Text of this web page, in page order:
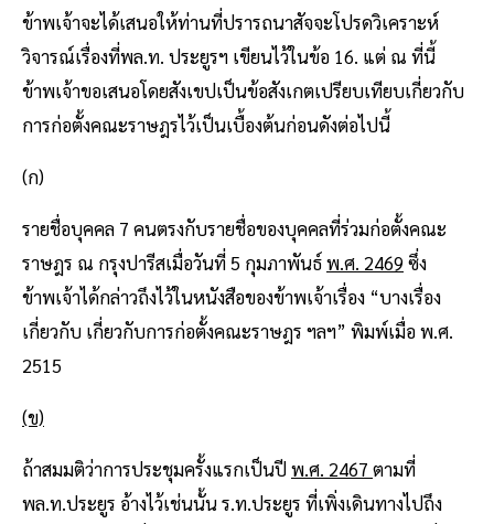
ข้าพเจ้าจะได้เสนอให้ท่านที่ปรารถนาสัจจะโปรดวิเคราะห์
วิจารณ์เรื่องที่พล.ท. ประยูรฯ เขียนไว้ในข้อ 16. แต่ ณ ที่นี้
ข้าพเจ้าขอเสนอโดยสังเขปเป็นข้อสังเกตเปรียบเทียบเกี่ยวกับ
การก่อตั้งคณะราษฎรไว้เป็นเบื้องต้นก่อนดังต่อไปนี้
(ก)
รายชื่อบุคคล 7 คนตรงกับรายชื่อของบุคคลที่ร่วมก่อตั้งคณะ
ราษฎร ณ กรุงปารีสเมื่อวันที่ 5 กุมภาพันธ์พ.ศ. 2469 ซึ่ง
ข้าพเจ้าได้กล่าวถึงไว้ในหนังสือของข้าพเจ้าเรื่อง “บางเรื่อง
เกี่ยวกับ เกี่ยวกับการก่อตั้งคณะราษฎร ฯลฯ” พิมพ์เมื่อ พ.ศ.
2515
(ข)
ถ้าสมมติว่าการประชุมครั้งแรกเป็นปีพ.ศ. 2467 ตามที่
พล.ท.ประยูร อ้างไว้เช่นนั้น ร.ท.ประยูร ที่เพิ่งเดินทางไปถึง